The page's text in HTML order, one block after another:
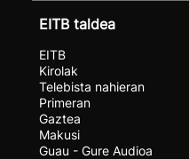
EITB taldea
EITB
Kirolak
Telebista nahieran
Primeran
Gaztea
Makusi
Guau - Gure Audioa